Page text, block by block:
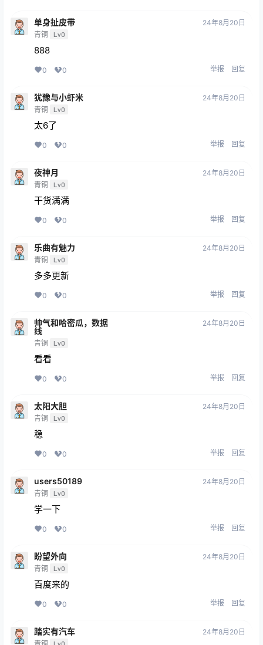
单身扯皮带
青铜 Lv0
24年8月20日
888
0 0 举报 回复
犹豫与小虾米
青铜 Lv0
24年8月20日
太6了
0 0 举报 回复
夜神月
青铜 Lv0
24年8月20日
干货满满
0 0 举报 回复
乐曲有魅力
青铜 Lv0
24年8月20日
多多更新
0 0 举报 回复
帅气和哈密瓜，数据
线
青铜 Lv0
24年8月20日
看看
0 0 举报 回复
太阳大胆
青铜 Lv0
24年8月20日
稳
0 0 举报 回复
users50189
青铜 Lv0
24年8月20日
学一下
0 0 举报 回复
盼望外向
青铜 Lv0
24年8月20日
百度来的
0 0 举报 回复
踏实有汽车 24年8月20日